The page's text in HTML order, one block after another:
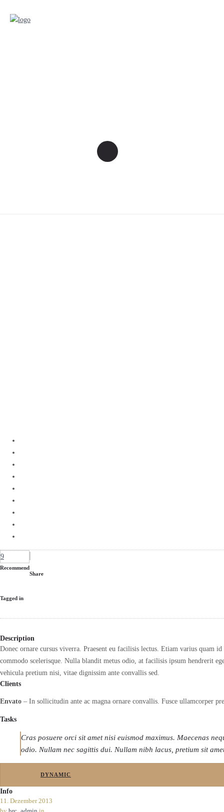
9
Recommend
Share
Tagged in
Description
Donec ornare cursus viverra. Praesent eu facilisis lectus. Etiam varius quam id
commodo scelerisque. Nulla blandit metus odio, at facilisis ipsum hendrerit
vehicula pretium nisi, vitae dignissim ante convallis sed.
Clients
Envato – In sollicitudin ante ac magna ornare convallis. Fusce ullamcorper
Tasks
Cras posuere orci sit amet nisi euismod maximus. Maecenas
odio. Nullam nec sagittis dui. Nullam nibh lacus, pretium sit
DYNAMIC
Info
11. Dezember 2013